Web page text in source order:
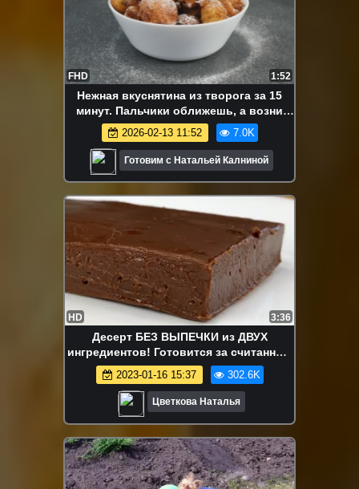
FHD 1:52
Нежная вкуснятина из творога за 15
минут. Пальчики оближешь, а возни
НОЛЬ
2026-02-13 11:52 7.0K
Готовим с Натальей Калниной
HD 3:36
Десерт БЕЗ ВЫПЕЧКИ из ДВУХ
ингредиентов! Готовится за считанные
минуты, а вкус не передать словами
2023-01-16 15:37 302.6K
Цветкова Наталья